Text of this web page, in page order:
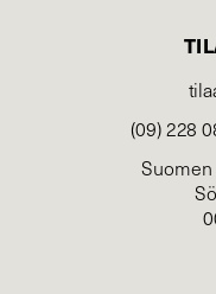
(09) 228